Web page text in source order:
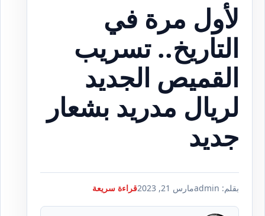
لأول مرة في
التاريخ.. تسريب
القميص الجديد
لريال مدريد بشعار
جديد
بقلم: admin مارس 21, 2023 قراءة سريعة